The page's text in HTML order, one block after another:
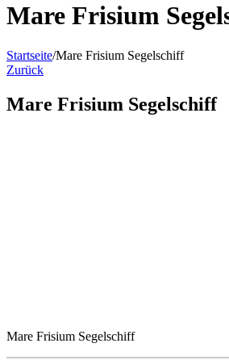
Mare Frisium
Startseite/Mare Frisium Segelschiff
Zurück
Mare Frisium Segelschiff
Mare Frisium Segelschiff